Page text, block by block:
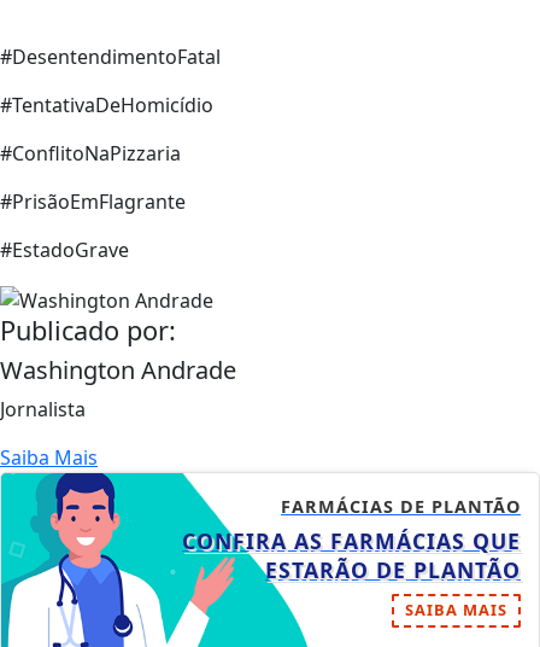
#DesentendimentoFatal
#TentativaDeHomicídio
#ConflitoNaPizzaria
#PrisãoEmFlagrante
#EstadoGrave
Publicado por:
Washington Andrade
Jornalista
Saiba Mais
FARMÁCIAS DE PLANTÃO
CONFIRA AS FARMÁCIAS QUE
ESTARÃO DE PLANTÃO
SAIBA MAIS